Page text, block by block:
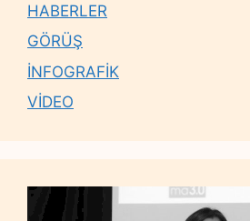
HABERLER
GÖRÜŞ
İNFOGRAFİK
VİDEO